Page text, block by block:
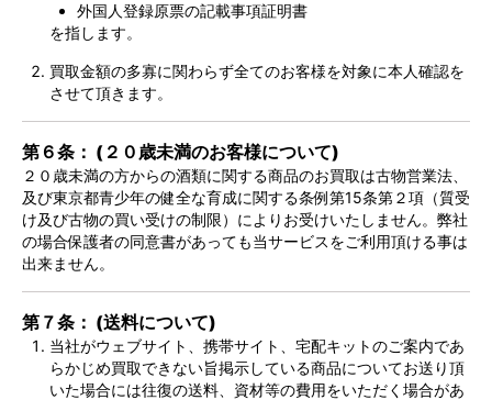
外国人登録原票の記載事項証明書
を指します。
買取金額の多寡に関わらず全てのお客様を対象に本人確認を
させて頂きます。
第６条： (２０歳未満のお客様について)
２０歳未満の方からの酒類に関する商品のお買取は古物営業法、
及び東京都青少年の健全な育成に関する条例第15条第２項（質受
け及び古物の買い受けの制限）によりお受けいたしません。弊社
の場合保護者の同意書があっても当サービスをご利用頂ける事は
出来ません。
第７条： (送料について)
当社がウェブサイト、携帯サイト、宅配キットのご案内であ
らかじめ買取できない旨掲示している商品についてお送り頂
いた場合には往復の送料、資材等の費用をいただく場合があ